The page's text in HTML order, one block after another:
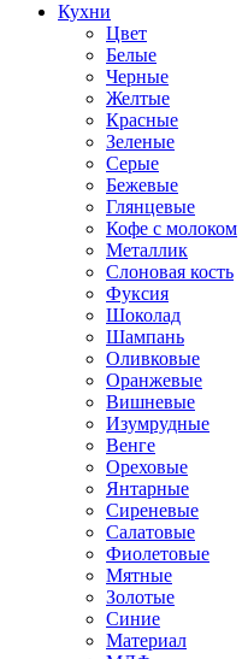
Кухни
Цвет
Белые
Черные
Желтые
Красные
Зеленые
Серые
Бежевые
Глянцевые
Кофе с молоком
Металлик
Слоновая кость
Фуксия
Шоколад
Шампань
Оливковые
Оранжевые
Вишневые
Изумрудные
Венге
Ореховые
Янтарные
Сиреневые
Салатовые
Фиолетовые
Мятные
Золотые
Синие
Материал